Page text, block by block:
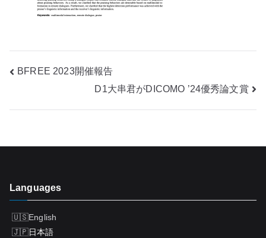
投
ビ
ー
シ
BFREE 2023開催報告
D1大串君がDICOMO ’24優秀論文賞
Languages
English
日本語